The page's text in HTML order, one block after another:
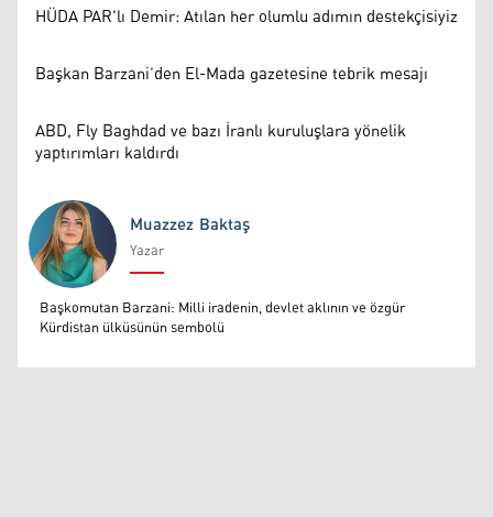
HÜDA PAR'lı Demir: Atılan her olumlu adımın destekçisiyiz
Başkan Barzani’den El-Mada gazetesine tebrik mesajı
ABD, Fly Baghdad ve bazı İranlı kuruluşlara yönelik
yaptırımları kaldırdı
Muazzez Baktaş
Muazzez Baktaş
Yazar
Başkomutan Barzani: Milli iradenin, devlet aklının ve özgür
Kürdistan ülküsünün sembolü